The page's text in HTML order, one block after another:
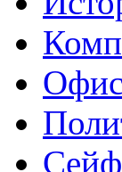
Офис